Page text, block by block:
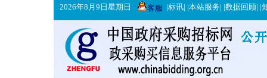
2026年8月9日星期日 客服 |标讯| |本站服务| |数据回顾| |